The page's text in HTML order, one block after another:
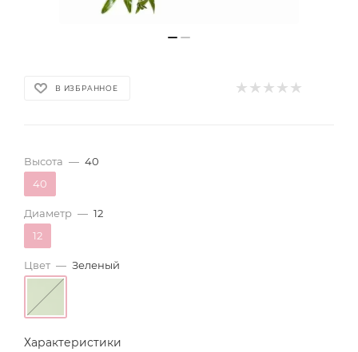
В ИЗБРАННОЕ
Высота — 40
40
Диаметр — 12
12
Цвет — Зеленый
Характеристики